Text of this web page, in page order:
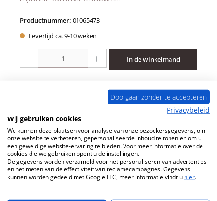
Productnummer: 01065473
Levertijd ca. 9-10 weken
In de winkelmand
Vraag over het product
Beschrijving
Origineel Ombouwset voor Verbrandingskamer A voor de
Doorgaan zonder te accepteren
Privacybeleid
Wij gebruiken cookies
We kunnen deze plaatsen voor analyse van onze bezoekersgegevens, om
onze website te verbeteren, gepersonaliseerde inhoud te tonen en om u
een geweldige website-ervaring te bieden. Voor meer informatie over de
cookies die we gebruiken opent u de instellingen.
De gegevens worden verzameld voor het personaliseren van advertenties
en het meten van de effectiviteit van reclamecampagnes. Gegevens
kunnen worden gedeeld met Google LLC, meer informatie vindt u hier.